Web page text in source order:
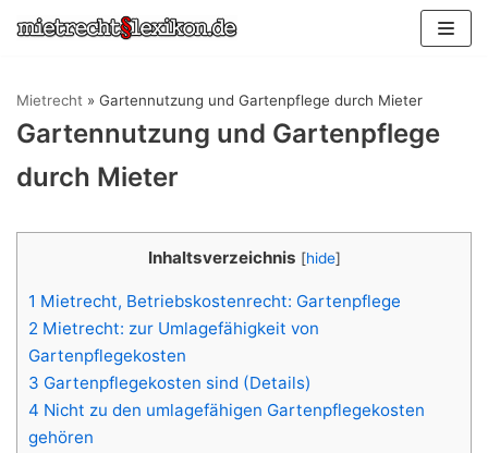
Zum
Mietrecht » Gartennutzung und Gartenpflege durch Mieter
Gartennutzung und Gartenpflege
durch Mieter
Inhaltsverzeichnis [hide]
1 Mietrecht, Betriebskostenrecht: Gartenpflege
2 Mietrecht: zur Umlagefähigkeit von
Gartenpflegekosten
3 Gartenpflegekosten sind (Details)
4 Nicht zu den umlagefähigen Gartenpflegekosten
gehören